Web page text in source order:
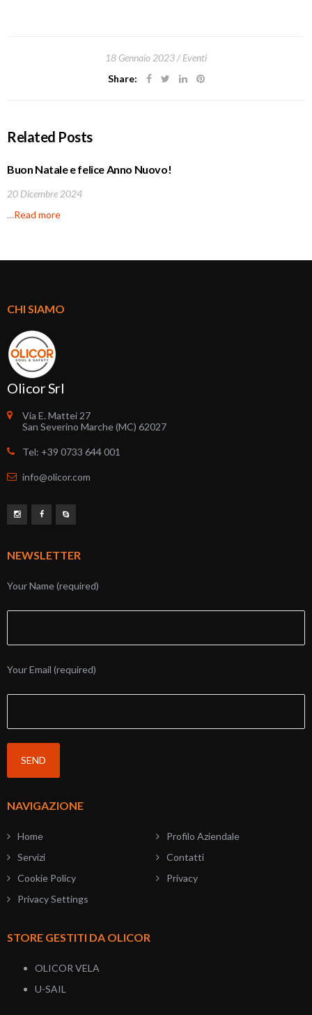
18 Gennaio 2023
Eventi
Share:
Related Posts
Buon Natale e felice Anno Nuovo!
20 Dicembre 2024
…Read more
CHI SIAMO
Olicor Srl
Via E. Mattei 27
San Severino Marche (MC) 62027
Tel: +39 0733 644 001
info@olicor.com
NEWSLETTER
Your Name (required)
Your Email (required)
NAVIGAZIONE
Home
Profilo Aziendale
Servizi
Contatti
Cookie Policy
Privacy
Privacy Settings
STORE GESTITI DA OLICOR
OLICOR VELA
U-SAIL